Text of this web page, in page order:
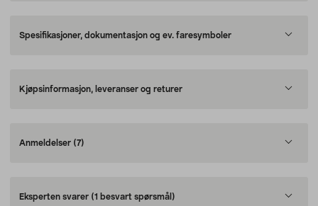
Spesifikasjoner, dokumentasjon og ev. faresymboler
Kjøpsinformasjon, leveranser og returer
Anmeldelser (7)
Eksperten svarer (1 besvart spørsmål)